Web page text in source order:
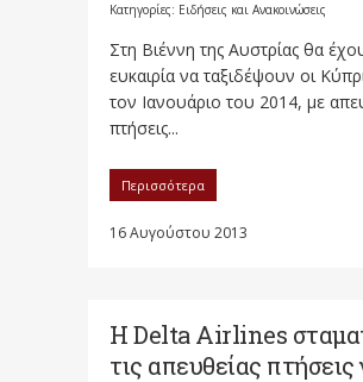
Κατηγορίες: Ειδήσεις και Ανακοινώσεις
Στη Βιέννη της Αυστρίας θα
ευκαιρία να ταξιδέψουν οι
τον Ιανουάριο του 2014, με
πτήσεις...
Περισσότερα
16 Αυγούστου 2013
Η Delta Airlines
τις απευθείας πτήσεις